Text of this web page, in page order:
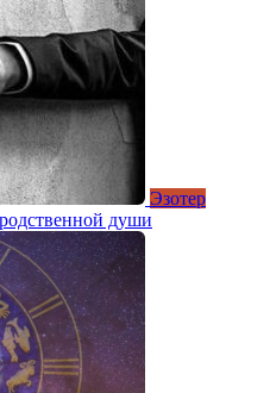
Эзотер
души